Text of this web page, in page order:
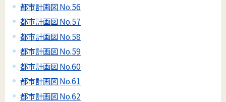
都市計画図 No.56
都市計画図 No.57
都市計画図 No.58
都市計画図 No.59
都市計画図 No.60
都市計画図 No.61
都市計画図 No.62